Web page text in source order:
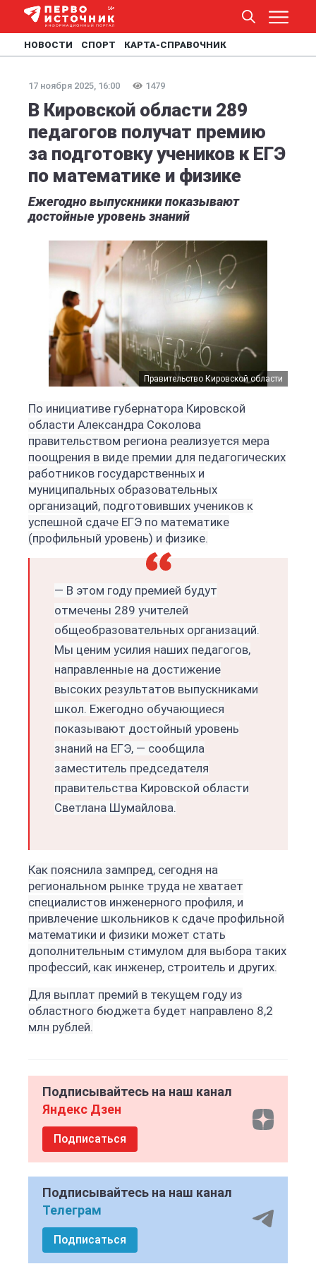
НОВОСТИ СПОРТ КАРТА-СПРАВОЧНИК
17 ноября 2025, 16:00 1479
В Кировской области 289
педагогов получат премию
за подготовку учеников к ЕГЭ
по математике и физике
Ежегодно выпускники показывают
достойные уровень знаний
Правительство Кировской области
По инициативе губернатора Кировской
области Александра Соколова
правительством региона реализуется мера
поощрения в виде премии для педагогических
работников государственных и
муниципальных образовательных
организаций, подготовивших учеников к
успешной сдаче ЕГЭ по математике
(профильный уровень) и физике.
— В этом году премией будут
отмечены 289 учителей
общеобразовательных организаций.
Мы ценим усилия наших педагогов,
направленные на достижение
высоких результатов выпускниками
школ. Ежегодно обучающиеся
показывают достойный уровень
знаний на ЕГЭ, — сообщила
заместитель председателя
правительства Кировской области
Светлана Шумайлова.
Как пояснила зампред, сегодня на
региональном рынке труда не хватает
специалистов инженерного профиля, и
привлечение школьников к сдаче профильной
математики и физики может стать
дополнительным стимулом для выбора таких
профессий, как инженер, строитель и других.
Для выплат премий в текущем году из
областного бюджета будет направлено 8,2
млн рублей.
Подписывайтесь на наш канал
Яндекс Дзен
Подписаться
Подписывайтесь на наш канал
Телеграм
Подписаться